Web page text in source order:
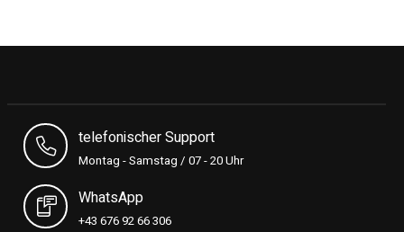
telefonischer Support
Montag - Samstag / 07 - 20 Uhr
WhatsApp
+43 676 92 66 306